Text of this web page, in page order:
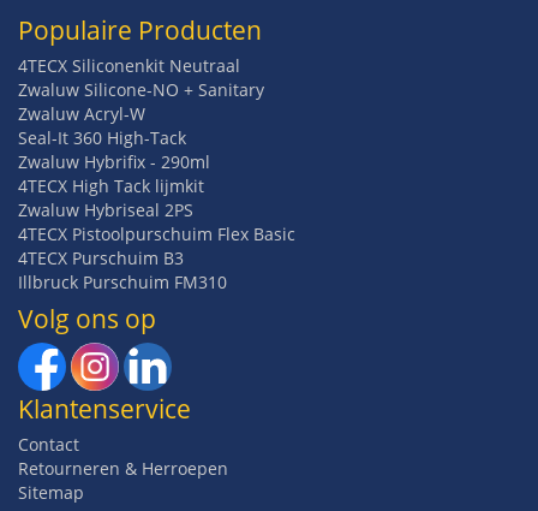
Populaire Producten
4TECX Siliconenkit Neutraal
Zwaluw Silicone-NO + Sanitary
Zwaluw Acryl-W
Seal-It 360 High-Tack
Zwaluw Hybrifix - 290ml
4TECX High Tack lijmkit
Zwaluw Hybriseal 2PS
4TECX Pistoolpurschuim Flex Basic
4TECX Purschuim B3
Illbruck Purschuim FM310
Volg ons op
Klantenservice
Contact
Retourneren & Herroepen
Sitemap